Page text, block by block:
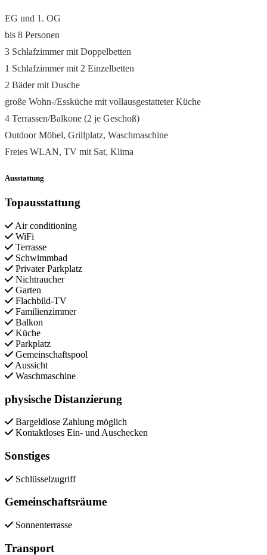
EG und 1. OG
bis 8 Personen
3 Schlafzimmer mit Doppelbetten
1 Schlafzimmer mit 2 Einzelbetten
2 Bäder mit Dusche
große Wohn-/Essküche mit vollausgestatteter Küche
4 Terrassen/Balkone (2 je Geschoß)
Outdoor Möbel, Grillplatz, Waschmaschine
Freies WLAN, TV mit Sat, Klima
Ausstattung
Topausstattung
Air conditioning
WiFi
Terrasse
Schwimmbad
Privater Parkplatz
Nichtraucher
Garten
Flachbild-TV
Familienzimmer
Balkon
Küche
Parkplatz
Gemeinschaftspool
Aussicht
Waschmaschine
physische Distanzierung
Bargeldlose Zahlung möglich
Kontaktloses Ein- und Auschecken
Sonstiges
Schlüsselzugriff
Gemeinschaftsräume
Sonnenterrasse
Transport